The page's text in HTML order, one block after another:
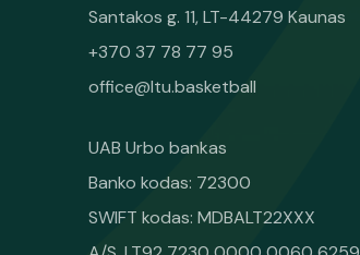
Santakos g. 11, LT-44279 Kaunas
+370 37 78 77 95
office@ltu.basketball
UAB Urbo bankas
Banko kodas: 72300
SWIFT kodas: MDBALT22XXX